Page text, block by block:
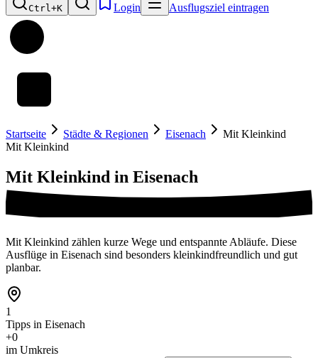
Ctrl+K Login Ausflugsziel eintragen
Startseite Städte & Regionen Eisenach
Mit Kleinkind
Mit Kleinkind
Mit Kleinkind in Eisenach
Mit Kleinkind zählen kurze Wege und entspannte Abläufe. Diese
Ausflüge in Eisenach sind besonders kleinkindfreundlich und gut
planbar.
1
Tipps in Eisenach
+0
im Umkreis